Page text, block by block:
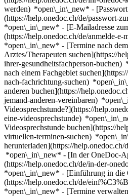
werden) *open\_in\_new* -
(https://help.onedoc.ch/de/passwort-
*open\_in\_new* - [E-Mailadresse
(https://help.onedoc.ch/de/anmelde-
*open\_in\_new* - [Termine nach
Arztes/Therapeuten suchen](https://
ihrer-gesundheitsfachperson-
nach einem Fachgebiet
nach-fachrichtung-suchen)
anderen buchen](https://
jemand-anderen-vereinbaren)
Videosprechstunde?](https://
eine-videosprechstunde)
Videosprechstunde buchen](https://
virtuellen-terminen-suchen)
herunterladen](https://help.onedoc.ch/
*open\_in\_new* - [In der OneDoc-
(https://help.onedoc.ch/de/in-der-
*open\_in\_new* - [Einführung in die
(https://help.onedoc.ch/de/
*open\_in\_new* - [Termine verwalten](https://help.onedoc.ch/de/termine-verwalten) *open\_in\_new* - [Termine absagen](https://help.onedoc.ch/de/online-gebuchte-termine-absagen) *open\_in\_new* - [Ich erhalte keine Terminbestätigung](https://help.onedoc.ch/de/ich-erhalte-keine-terminbest%C3%A4tigung) *open\_in\_new* [Alle unsere Artikel anzeigen *open\_in\_new*](https://help.onedoc.ch/de/) close ## Ihre Suche bearbeiten ![Haus mit Pluszeichen, das anzeigt, dass eine Konsultation vor Ort möglich ist](https://www.onedoc.ch/assets/images/icons/on-site.svg) Vor Ort ![Kamera mit Play-Symbol, die anzeigt, dass eine Konsultation per Video aus der Ferne möglich ist](https://www.onedoc.ch/assets/images/icons/remote.svg) Virtuell Suche #### Fachrichtung #### Gesundheitsfachperson #### Einrichtung edit Katarakt-Chirurgie | Grauer Star-Operation in Genf tune Filter Neue Patienten*keyboard\_arrow\_down* - Zugelassen*check\_circle* Gesprochene Sprachen*keyboard\_arrow\_down* - Arabisch*check\_circle* - Bulgarisch*check\_circle* - Chinesisch*check\_circle* - Deutsch*check\_circle* - Englisch*check\_circle* - Französisch*check\_circle* - Griechisch*check\_circle* - Hebräisch*check\_circle* - Italienisch*check\_circle* - Persisch*check\_circle* - Russisch*check\_circle* - Spanisch*check\_circle* - Ungarisch*check\_circle* Geschlecht*keyboard\_arrow\_down* - Weiblich*check\_circle* - Männlich*check\_circle* Verfügbarkeit*keyboard\_arrow\_down* - Heute*check\_circle* - In den nächsten 3 Tagen*check\_circle* - In den nächsten 7 Tagen*check\_circle* - In den nächsten 14 Tagen*check\_circle* # __Katarakt-Chirurgie | Grauer Star-Operation__ in __Genf__: Buchen Sie heute Ihren Termin online ## 15 Ergebnisse in Genf [![Dr. Valeria Kheir, Augenärztin in Genf](https://assets.onedoc.ch/images/users/d20dfc67938edcb4a37ed6a9ec2820345c63d5cd1268107b0e4992754c350c90-small.jpg "Dr. Valeria Kheir, Augenärztin in Genf")](https://www.onedoc.ch/de/augenarztin/genf/pcm8z/dr-valeria-kheir) ### [Dr. Valeria Kheir](https://www.onedoc.ch/de/augenarztin/genf/pcm8z/dr-valeria-kheir) ![Abzeichen, das ein verifiziertes Profil kennzeichnet](https://www.onedoc.ch/assets/images/icons/checkmark.svg) [Augenärztin](https://www.onedoc.ch/de/augenarzt/genf) [Ophtalmologie Cornavin](https://www.onedoc.ch/de/medizinische-praxis/genf/e8b9/ophtalmologie-cornavin) Rue du Mont-Blanc 22 1201 Genf ![Patient mit Pluszeichen, der anzeigt, dass neue Patienten angenommen werden](https://www.onedoc.ch/assets/images/icons/new-patients.svg)Akzeptiert neue Patienten [Termin buchen](https://www.onedoc.ch/de/augenarztin/genf/pcm8z/dr-valeria-kheir) Expertisen: Katarakt-Chirurgie | Grauer Star-Operation, [Brille](https://www.onedoc.ch/de/brille/genf), [Sehtest für den Führerschein](https://www.onedoc.ch/de/sehtest-fur-den-fuhrerschein/genf), [Katarakt | Grauer Star](https://www.onedoc.ch/de/katarakt-grauer-star/genf), [Chirurgie der Myopie | Chirurgie der Kurzsichtigkeit](https://www.onedoc.ch/de/chirurgie-der-myopie-chirurgie-der-kurzsichtigkeit/genf), [Altersbedingte Makuladegeneration | AMD](https://www.onedoc.ch/de/altersbedingte-makuladegeneration-amd/genf), [Augencheck | Untersuchung der Sehkraft | Visustest](https://www.onedoc.ch/de/augencheck-untersuchung-der-sehkraft-visustest/genf), [Glaukom | Grüner Star](https://www.onedoc.ch/de/glaukom-gruner-star/genf), [Lasik | Augenlaserbehandlung](https://www.onedoc.ch/de/lasik-augenlaserbehandlung/genf), [Pädiatrische Ophthalmologie](https://www.onedoc.ch/de/padiatrische-ophthalmologie/genf), [Injektion von Botulinumtoxin](https://www.onedoc.ch/de/injektion-von-botulinumtoxin/genf)Mehr anzeigen *chevron\_left* Mo. 03 Aug. *chevron\_right* Mehr Termine anzeigen *error\_outline* Beim Laden der Verfügbarkeiten ist ein Fehler aufgetreten [Erneut versuchen](https://www.onedoc.ch) Expertisen: Katarakt-Chirurgie | Grauer Star-Operation, [Brille](https://www.onedoc.ch/de/brille/genf), [Sehtest für den Führerschein](https://www.onedoc.ch/de/sehtest-fur-den-fuhrerschein/genf), [Katarakt | Grauer Star](https://www.onedoc.ch/de/katarakt-grauer-star/genf), [Chirurgie der Myopie | Chirurgie der Kurzsichtigkeit](https://www.onedoc.ch/de/chirurgie-der-myopie-chirurgie-der-kurzsichtigkeit/genf), [Altersbedingte Makuladegeneration | AMD](https://www.onedoc.ch/de/altersbedingte-makuladegeneration-amd/genf), [Augencheck | Untersuchung der Sehkraft | Visustest](https://www.onedoc.ch/de/augencheck-untersuchung-der-sehkraft-visustest/genf), [Glaukom | Grüner Star](https://www.onedoc.ch/de/glaukom-gruner-star/genf), [Lasik | Augenlaserbehandlung](https://www.onedoc.ch/de/lasik-augenlaserbehandlung/genf), [Pädiatrische Ophthalmologie](https://www.onedoc.ch/de/padiatrische-ophthalmologie/genf), [Injektion von Botulinumtoxin](https://www.onedoc.ch/de/injektion-von-botulinumtoxin/genf)Mehr anzeigen [![Dr. Christian-Paul Jonescu, Augenarzt in Genf](https://assets.onedoc.ch/images/users/be8d82c0f52ee811e19087cd1f44e837a5f558b9a18c68dd48623e6d912521e5-small.jpg "Dr. Christian-Paul Jonescu, Augenarzt in Genf")](https://www.onedoc.ch/de/augenarzt/genf/pcreb/dr-christian-paul-jonescu) ### [Dr. Christian-Paul Jonescu](https://www.onedoc.ch/de/augenarzt/genf/pcreb/dr-christian-paul-jonescu) ![Abzeichen, das ein verifiziertes Profil kennzeichnet](https://www.onedoc.ch/assets/images/icons/checkmark.svg) [Augenarzt](https://www.onedoc.ch/de/augenarzt/genf) [Swiss Visio Eaux-Vives](https://www.onedoc.ch/de/medizinisches-zentrum/genf/e1lt/swiss-visio-eaux-vives) Rue du Nant 4 1207 Genf ![Patient mit Pluszeichen, der anzeigt, dass neue Patienten angenommen werden](https://www.onedoc.ch/assets/images/icons/new-patients.svg)Akzeptiert neue Patienten [Termin buchen](https://www.onedoc.ch/de/augenarzt/genf/pcreb/dr-christian-paul-jonescu) Expertisen: Katarakt-Chirurgie | Grauer Star-Operation, [Glaukom | Grüner Star](https://www.onedoc.ch/de/glaukom-gruner-star/genf), [Hornhautchirurgie](https://www.onedoc.ch/de/hornhautchirurgie/genf), [Netzhautchirurgie](https://www.onedoc.ch/de/netzhautchirurgie/genf)Mehr anzeigen *chevron\_left* Mo. 03 Aug. *chevron\_right* Mehr Termine anzeigen *error\_outline* Beim Laden der Verfügbarkeiten ist ein Fehler aufgetreten [Erneut versuchen](https://www.onedoc.ch) Expertisen: Katarakt-Chirurgie | Grauer Star-Operation, [Glaukom | Grüner Star](https://www.onedoc.ch/de/glaukom-gruner-star/genf), [Hornhautchirurgie](https://www.onedoc.ch/de/hornhautchirurgie/genf), [Netzhautchirurgie](https://www.onedoc.ch/de/netzhautchirurgie/genf)Mehr anzeigen [![Dr. Auguste Chiou, Augenarzt in Genf](https://assets.onedoc.ch/images/users/f8bcc135c6a3bf4a20062efa785f9cc863e16851406cb5b75fe6e0870057416a-small.jpg "Dr. Auguste Chiou, Augenarzt in Genf")](https://www.onedoc.ch/de/augenarzt/genf/pb5jv/dr-auguste-chiou) ### [Dr. Auguste Chiou](https://www.onedoc.ch/de/augenarzt/genf/pb5jv/dr-auguste-chiou) ![Abzeichen, das ein verifiziertes Profil kennzeichnet](https://www.onedoc.ch/assets/images/icons/checkmark.svg) [Augenarzt](https://www.onedoc.ch/de/augenarzt/genf) [Swiss Visio Eaux-Vives](https://www.onedoc.ch/de/medizinisches-zentrum/genf/e1lt/swiss-visio-eaux-vives) Rue du Nant 4 1207 Genf ![Patient mit Pluszeichen, der anzeigt, dass neue Patienten angenommen werden](https://www.onedoc.ch/assets/images/icons/new-patients.svg)Akzeptiert neue Patienten [Termin buchen](https://www.onedoc.ch/de/augenarzt/genf/pb5jv/dr-auguste-chiou) Expertisen: Katarakt-Chirurgie | Grauer Star-Operation, [Katarakt | Grauer Star](https://www.onedoc.ch/de/katarakt-grauer-star/genf), [Refraktive Chirurgie](https://www.onedoc.ch/de/refraktive-chirurgie/genf), [Hornhautchirurgie](https://www.onedoc.ch/de/hornhautchirurgie/genf), [Glaukom | Grüner Star](https://www.onedoc.ch/de/glaukom-gruner-star/genf), [Blepharoplastik | Augenlidchirurgie](https://www.onedoc.ch/de/blepharoplastik-augenlidchirurgie/genf)Mehr anzeigen *chevron\_left* Mo. 03 Aug. *chevron\_right* Mehr Termine anzeigen *error\_outline* Beim Laden der Verfügbarkeiten ist ein Fehler aufgetreten [Erneut versuchen](https://www.onedoc.ch) Expertisen: Katarakt-Chirurgie | Grauer Star-Operation, [Katarakt | Grauer Star](https://www.onedoc.ch/de/katarakt-grauer-star/genf), [Refraktive Chirurgie](https://www.onedoc.ch/de/refraktive-chirurgie/genf), [Hornhautchirurgie](https://www.onedoc.ch/de/hornhautchirurgie/genf), [Glaukom | Grüner Star](https://www.onedoc.ch/de/glaukom-gruner-star/genf), [Blepharoplastik | Augenlidchirurgie](https://www.onedoc.ch/de/blepharoplastik-augenlidchirurgie/genf)Mehr anzeigen [![Dr. Nathalie Dang-Burgener, Augenärztin in Genf](https://assets.onedoc.ch/images/users/b38888c83e75ccfd2a9904b83d5ab05800ce9b16f4285f2c913dba222c3e6555-small.jpg "Dr. Nathalie Dang-Burgener, Augenärztin in Genf")](https://www.onedoc.ch/de/augenarztin/genf/pect/dr-nathalie-dang-burgener) ### [Dr. Nathalie Dang-Burgener](https://www.onedoc.ch/de/augenarztin/genf/pect/dr-nathalie-dang-burgener) ![Abzeichen, das ein verifiziertes Profil kennzeichnet](https://www.onedoc.ch/assets/images/icons/checkmark.svg) [Augenärztin](https://www.onedoc.ch/de/augenarzt/genf) [Centre Ophtalmologique, Rive](https://www.onedoc.ch/de/medizinisches-zentrum/genf/ebde/centre-ophtalmologique-rive) Rue Pierre-Fatio 15 1204 Genf ![Patient mit Pluszeichen,